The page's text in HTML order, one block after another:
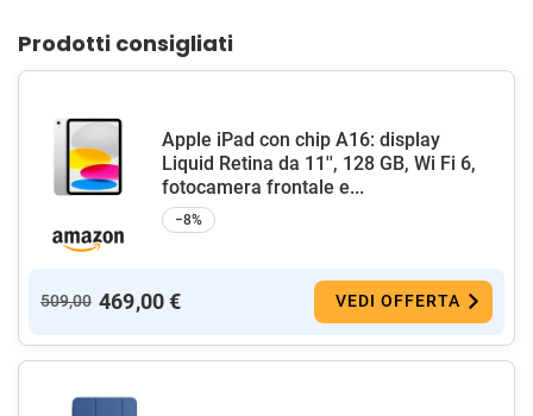
Prodotti consigliati
Apple iPad con chip A16: display
Liquid Retina da 11'', 128 GB, Wi Fi 6,
fotocamera frontale e...
−8%
509,00 469,00 € VEDI OFFERTA